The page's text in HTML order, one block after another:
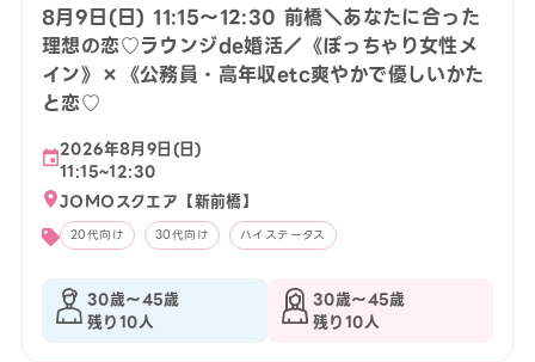
8月9日(日) 11:15〜12:30 前橋＼あなたに合った
理想の恋♡ラウンジde婚活／《ぽっちゃり女性メ
イン》×《公務員・高年収etc爽やかで優しいかた
と恋♡
2026年8月9日(日)
11:15~12:30
JOMOスクエア【新前橋】
20代向け 30代向け ハイステータス
30歳〜45歳
残り10人
30歳〜45歳
残り10人